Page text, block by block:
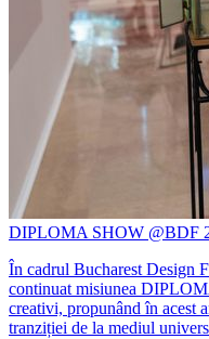
DIPLOMA SHOW @BDF
În cadrul Bucharest Design
continuat misiunea
creativi, propunând în acest
tranziției de la mediul